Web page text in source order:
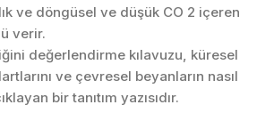
ve döngüsel ve düşük CO 2 içeren
verir.
değerlendirme kılavuzu, küresel
ve çevresel beyanların nasıl
bir tanıtım yazısıdır.